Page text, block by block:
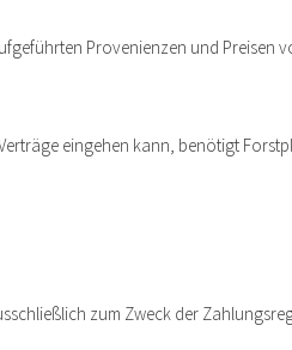
Provenienzen und Preisen
eingehen kann, benötigt
zum Zweck der